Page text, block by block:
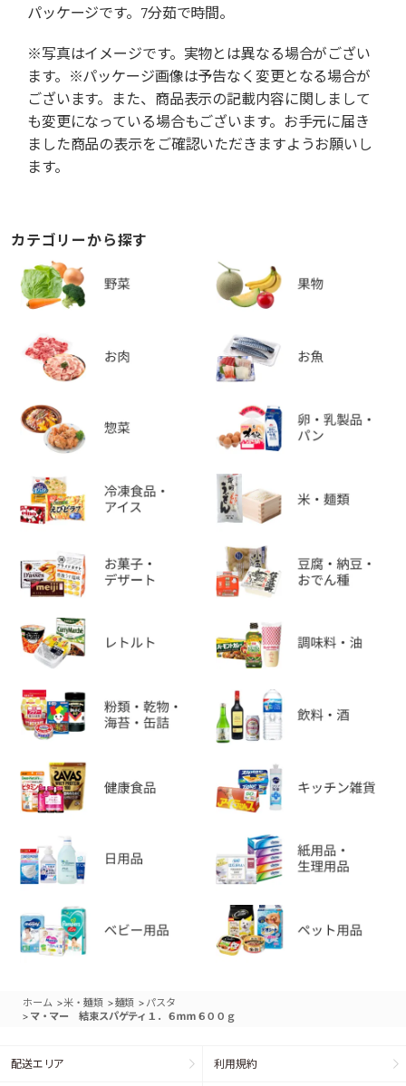
パッケージです。7分茹で時間。
※写真はイメージです。実物とは異なる場合がござい
ます。※パッケージ画像は予告なく変更となる場合が
ございます。また、商品表示の記載内容に関しまして
も変更になっている場合もございます。お手元に届き
ました商品の表示をご確認いただきますようお願いし
ます。
カテゴリーから探す
ホーム >米・麺類 >麺類 > パスタ
> マ・マー 結束スパゲティ１．６ｍｍ６００ｇ
配送エリア 利用規約